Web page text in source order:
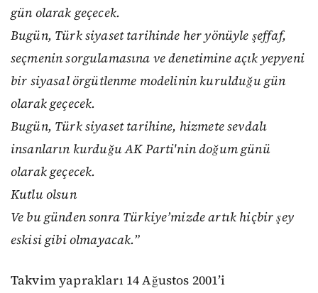
gün olarak geçecek.
Bugün, Türk siyaset tarihinde her yönüyle şeffaf,
seçmenin sorgulamasına ve denetimine açık yepyeni
bir siyasal örgütlenme modelinin kurulduğu gün
olarak geçecek.
Bugün, Türk siyaset tarihine, hizmete sevdalı
insanların kurduğu AK Parti'nin doğum günü
olarak geçecek.
Kutlu olsun
Ve bu günden sonra Türkiye’mizde artık hiçbir şey
eskisi gibi olmayacak.”
Takvim yaprakları 14 Ağustos 2001’i